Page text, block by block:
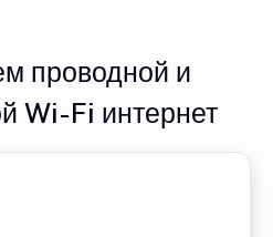
проводной и
Wi-Fi интернет